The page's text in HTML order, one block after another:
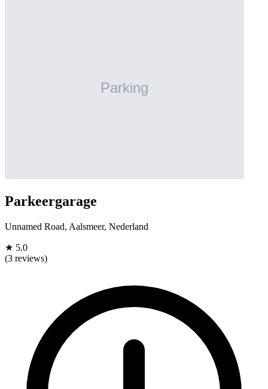
Parkeergarage
Unnamed Road, Aalsmeer, Nederland
★ 5.0
(3 reviews)